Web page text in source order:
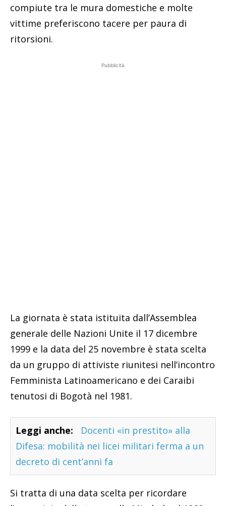
compiute tra le mura domestiche e molte
vittime preferiscono tacere per paura di
ritorsioni.
Pubblicità
La giornata è stata istituita dall’Assemblea
generale delle Nazioni Unite il 17 dicembre
1999 e la data del 25 novembre è stata scelta
da un gruppo di attiviste riunitesi nell’incontro
Femminista Latinoamericano e dei Caraibi
tenutosi di Bogotà nel 1981.
Leggi anche:
Docenti «in prestito» alla
Difesa: mobilità nei licei militari ferma a un
decreto di cent’anni fa
Si tratta di una data scelta per ricordare